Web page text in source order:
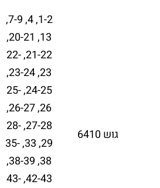
גוש 6410
1-2, 4, 7-9,
13, 20-21,
21-22, 22-
23, 23-24,
24-25, 25-
26, 26-27,
27-28, 28-
29, 33, 35-
38, 38-39,
42-43, 43-